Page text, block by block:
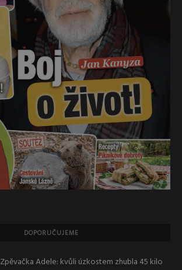
DOPORUČUJEME
Zpěvačka Adele: kvůli úzkostem zhubla 45 kilo